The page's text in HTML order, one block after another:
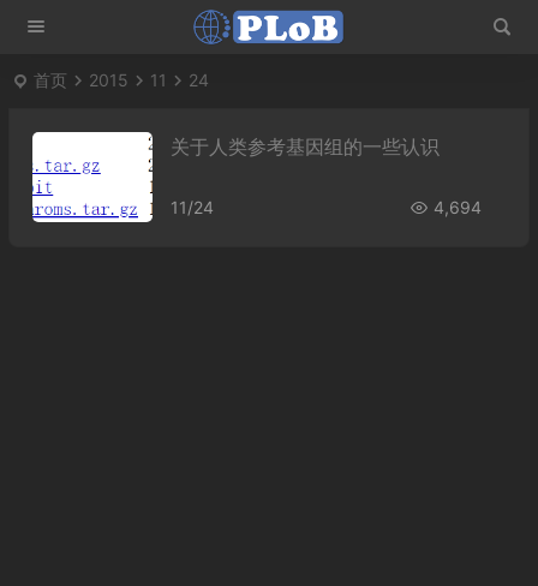
首页 2015 11 24
关于人类参考基因组的一些认识
11/24 4,694